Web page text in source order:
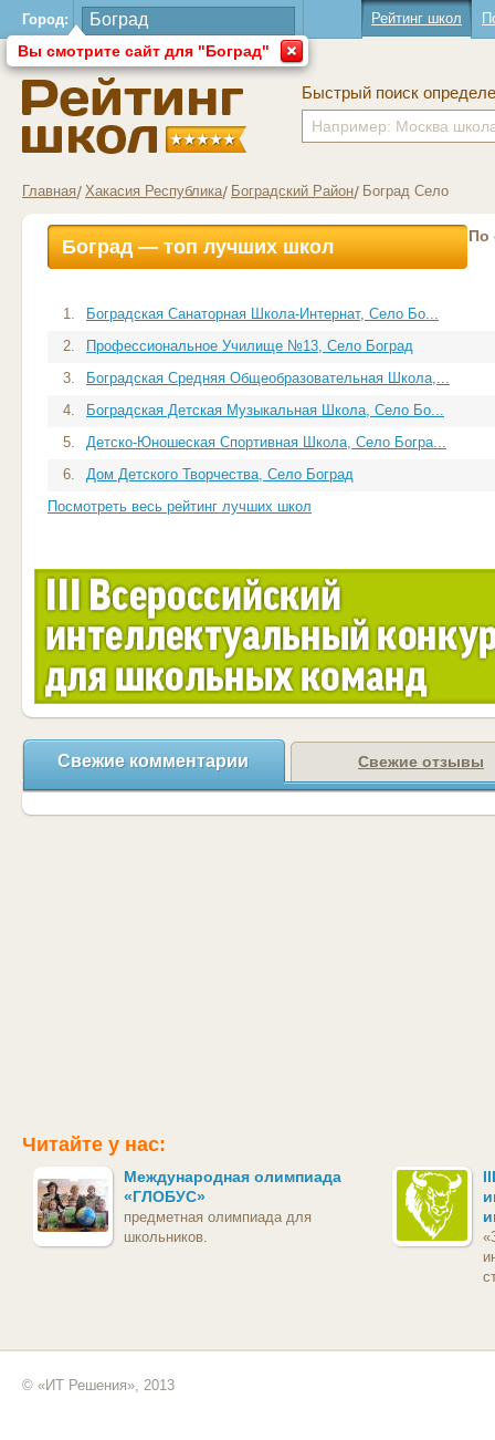
Город:
Вы смотрите сайт для "Боград"
Рейтинг школ
Быстрый поиск
Главная Хакасия Республика Боградский Район Боград Село
Боград — топ лучших школ По
1.
Боградская Санаторная Школа-Интернат, Село Бо...
2.
Профессиональное Училище №13, Село Боград
3.
Боградская Средняя Общеобразовательная Школа,...
4.
Боградская Детская Музыкальная Школа, Село Бо...
5.
Детско-Юношеская Спортивная Школа, Село Богра...
6.
Дом Детского Творчества, Село Боград
Посмотреть весь рейтинг лучших школ
Свежие комментарии Свежие отзывы
Читайте у нас:
Международная олимпиада
«ГЛОБУС»
предметная олимпиада для
школьников.
© «ИТ Решения», 2013